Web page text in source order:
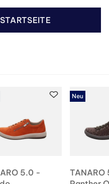
5.0 -
Neu